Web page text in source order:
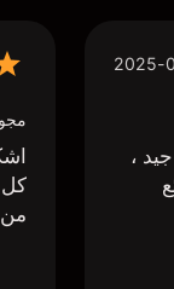
2025-
،
كل